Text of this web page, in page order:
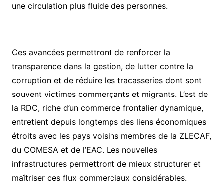
une circulation plus fluide des personnes.
Ces avancées permettront de renforcer la
transparence dans la gestion, de lutter contre la
corruption et de réduire les tracasseries dont sont
souvent victimes commerçants et migrants. L’est de
la RDC, riche d’un commerce frontalier dynamique,
entretient depuis longtemps des liens économiques
étroits avec les pays voisins membres de la ZLECAF,
du COMESA et de l’EAC. Les nouvelles
infrastructures permettront de mieux structurer et
maîtriser ces flux commerciaux considérables.